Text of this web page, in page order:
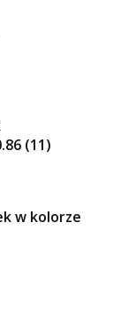
(11)
w kolorze